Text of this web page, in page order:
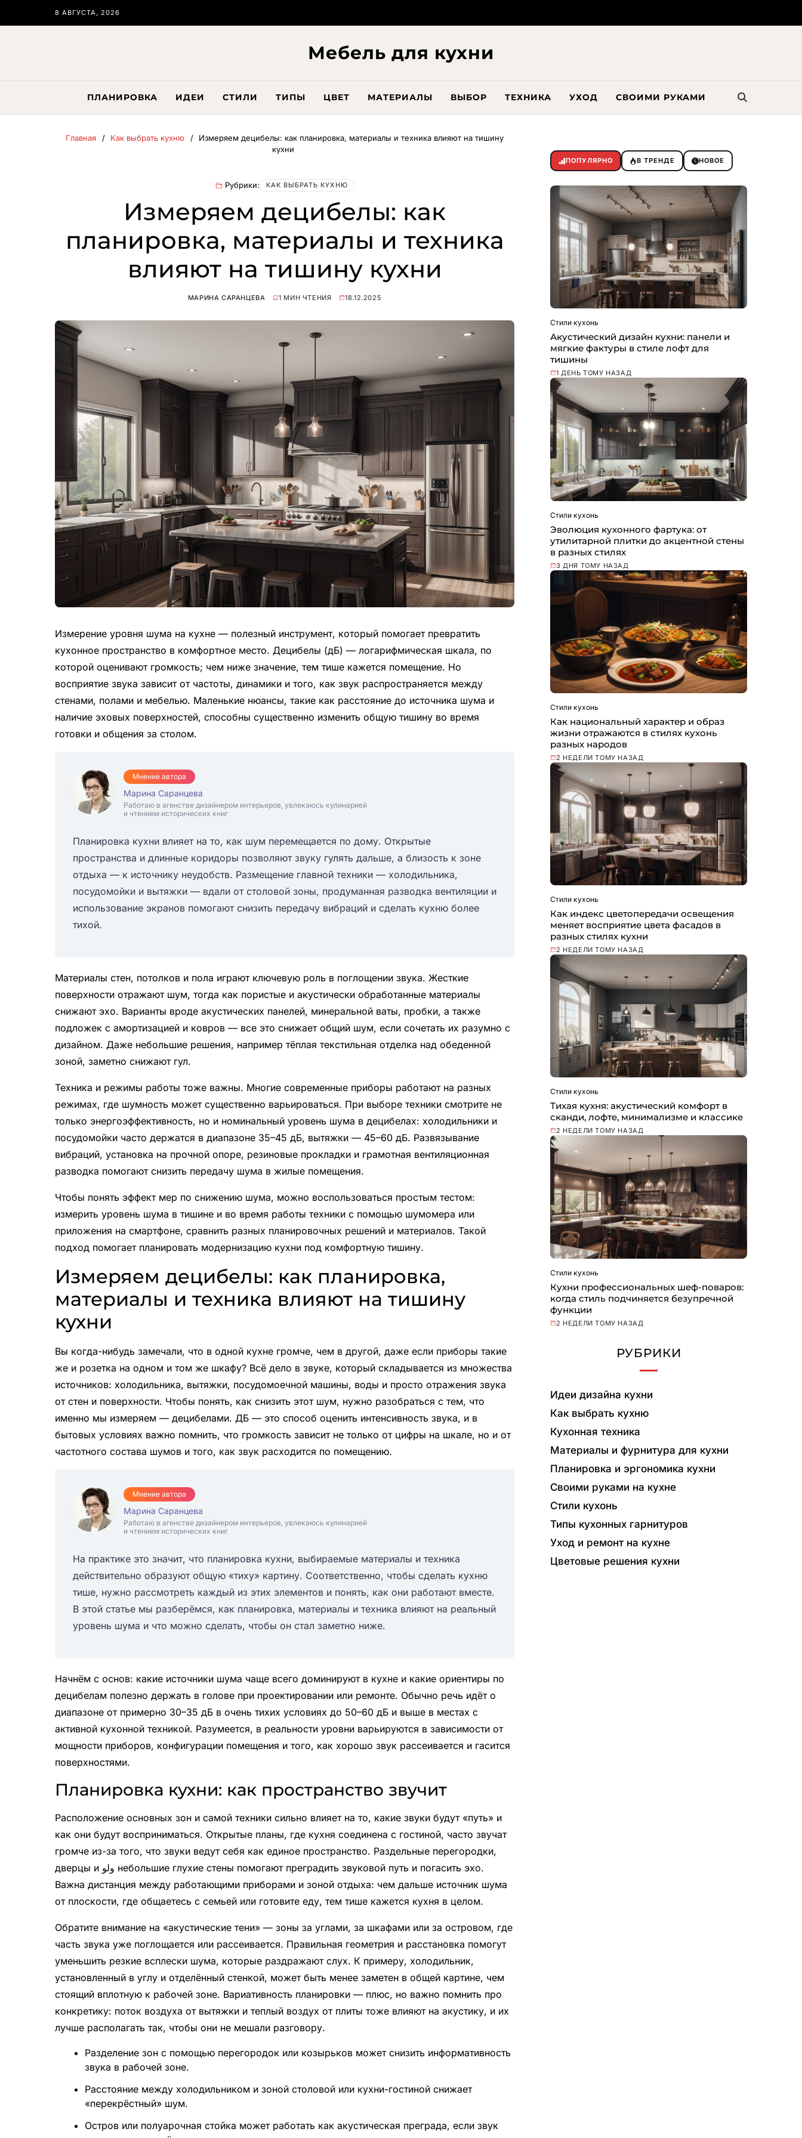
8 АВГУСТА, 2026
Мебель для кухни
ПЛАНИРОВКА ИДЕИ СТИЛИ ТИПЫ ЦВЕТ МАТЕРИАЛЫ ВЫБОР ТЕХНИКА УХОД СВОИМИ РУКАМИ
Главная Как выбрать кухню
Измеряем децибелы: как планировка, материалы и техника влияют на тишину
кухни
Рубрики: КАК ВЫБРАТЬ КУХНЮ
Измеряем децибелы: как
планировка, материалы и техника
влияют на тишину кухни
МАРИНА САРАНЦЕВА 1 МИН ЧТЕНИЯ 18.12.2025
Измерение уровня шума на кухне — полезный инструмент, который помогает превратить
кухонное пространство в комфортное место. Децибелы (дБ) — логарифмическая шкала, по
которой оценивают громкость; чем ниже значение, тем тише кажется помещение. Но
восприятие звука зависит от частоты, динамики и того, как звук распространяется между
стенами, полами и мебелью. Маленькие нюансы, такие как расстояние до источника шума и
наличие эховых поверхностей, способны существенно изменить общую тишину во время
готовки и общения за столом.
Мнение автора
Марина Саранцева
Работаю в агенстве дизайнером интерьеров, увлекаюсь кулинарией
и чтением исторических книг
Планировка кухни влияет на то, как шум перемещается по дому. Открытые
пространства и длинные коридоры позволяют звуку гулять дальше, а близость к зоне
отдыха — к источнику неудобств. Размещение главной техники — холодильника,
посудомойки и вытяжки — вдали от столовой зоны, продуманная разводка вентиляции и
использование экранов помогают снизить передачу вибраций и сделать кухню более
тихой.
Материалы стен, потолков и пола играют ключевую роль в поглощении звука. Жесткие
поверхности отражают шум, тогда как пористые и акустически обработанные материалы
снижают эхо. Варианты вроде акустических панелей, минеральной ваты, пробки, а также
подложек с амортизацией и ковров — все это снижает общий шум, если сочетать их разумно с
дизайном. Даже небольшие решения, например тёплая текстильная отделка над обеденной
зоной, заметно снижают гул.
Техника и режимы работы тоже важны. Многие современные приборы работают на разных
режимах, где шумность может существенно варьироваться. При выборе техники смотрите не
только энергоэффективность, но и номинальный уровень шума в децибелах: холодильники и
посудомойки часто держатся в диапазоне 35–45 дБ, вытяжки — 45–60 дБ. Развязывание
вибраций, установка на прочной опоре, резиновые прокладки и грамотная вентиляционная
разводка помогают снизить передачу шума в жилые помещения.
Чтобы понять эффект мер по снижению шума, можно воспользоваться простым тестом:
измерить уровень шума в тишине и во время работы техники с помощью шумомера или
приложения на смартфоне, сравнить разных планировочных решений и материалов. Такой
подход помогает планировать модернизацию кухни под комфортную тишину.
Измеряем децибелы: как планировка,
материалы и техника влияют на тишину
кухни
Вы когда-нибудь замечали, что в одной кухне громче, чем в другой, даже если приборы такие
же и розетка на одном и том же шкафу? Всё дело в звуке, который складывается из множества
источников: холодильника, вытяжки, посудомоечной машины, воды и просто отражения звука
от стен и поверхности. Чтобы понять, как снизить этот шум, нужно разобраться с тем, что
именно мы измеряем — децибелами. ДБ — это способ оценить интенсивность звука, и в
бытовых условиях важно помнить, что громкость зависит не только от цифры на шкале, но и от
частотного состава шумов и того, как звук расходится по помещению.
Мнение автора
Марина Саранцева
Работаю в агенстве дизайнером интерьеров, увлекаюсь кулинарией
и чтением исторических книг
На практике это значит, что планировка кухни, выбираемые материалы и техника
действительно образуют общую «тиху» картину. Соответственно, чтобы сделать кухню
тише, нужно рассмотреть каждый из этих элементов и понять, как они работают вместе.
В этой статье мы разберёмся, как планировка, материалы и техника влияют на реальный
уровень шума и что можно сделать, чтобы он стал заметно ниже.
Начнём с основ: какие источники шума чаще всего доминируют в кухне и какие ориентиры по
децибелам полезно держать в голове при проектировании или ремонте. Обычно речь идёт о
диапазоне от примерно 30–35 дБ в очень тихих условиях до 50–60 дБ и выше в местах с
активной кухонной техникой. Разумеется, в реальности уровни варьируются в зависимости от
мощности приборов, конфигурации помещения и того, как хорошо звук рассеивается и гасится
поверхностями.
Планировка кухни: как пространство звучит
Расположение основных зон и самой техники сильно влияет на то, какие звуки будут «путь» и
как они будут восприниматься. Открытые планы, где кухня соединена с гостиной, часто звучат
громче из-за того, что звуки ведут себя как единое пространство. Раздельные перегородки,
дверцы и ولو небольшие глухие стены помогают преградить звуковой путь и погасить эхо.
Важна дистанция между работающими приборами и зоной отдыха: чем дальше источник шума
от плоскости, где общаетесь с семьей или готовите еду, тем тише кажется кухня в целом.
Обратите внимание на «акустические тени» — зоны за углами, за шкафами или за островом, где
часть звука уже поглощается или рассеивается. Правильная геометрия и расстановка помогут
уменьшить резкие всплески шума, которые раздражают слух. К примеру, холодильник,
установленный в углу и отделённый стенкой, может быть менее заметен в общей картине, чем
стоящий вплотную к рабочей зоне. Вариативность планировки — плюс, но важно помнить про
конкретику: поток воздуха от вытяжки и теплый воздух от плиты тоже влияют на акустику, и их
лучше располагать так, чтобы они не мешали разговору.
Разделение зон с помощью перегородок или козырьков может снизить информативность
звука в рабочей зоне.
Расстояние между холодильником и зоной столовой или кухни-гостиной снижает
«перекрёстный» шум.
Остров или полуарочная стойка может работать как акустическая преграда, если звук
ПОПУЛЯРНО В ТРЕНДЕ НОВОЕ
Стили кухонь
Акустический дизайн кухни: панели и
мягкие фактуры в стиле лофт для
тишины
1 ДЕНЬ ТОМУ НАЗАД
Стили кухонь
Эволюция кухонного фартука: от
утилитарной плитки до акцентной стены
в разных стилях
3 ДНЯ ТОМУ НАЗАД
Стили кухонь
Как национальный характер и образ
жизни отражаются в стилях кухонь
разных народов
2 НЕДЕЛИ ТОМУ НАЗАД
Стили кухонь
Как индекс цветопередачи освещения
меняет восприятие цвета фасадов в
разных стилях кухни
2 НЕДЕЛИ ТОМУ НАЗАД
Стили кухонь
Тихая кухня: акустический комфорт в
сканди, лофте, минимализме и классике
2 НЕДЕЛИ ТОМУ НАЗАД
Стили кухонь
Кухни профессиональных шеф-поваров:
когда стиль подчиняется безупречной
функции
2 НЕДЕЛИ ТОМУ НАЗАД
РУБРИКИ
Идеи дизайна кухни
Как выбрать кухню
Кухонная техника
Материалы и фурнитура для кухни
Планировка и эргономика кухни
Своими руками на кухне
Стили кухонь
Типы кухонных гарнитуров
Уход и ремонт на кухне
Цветовые решения кухни